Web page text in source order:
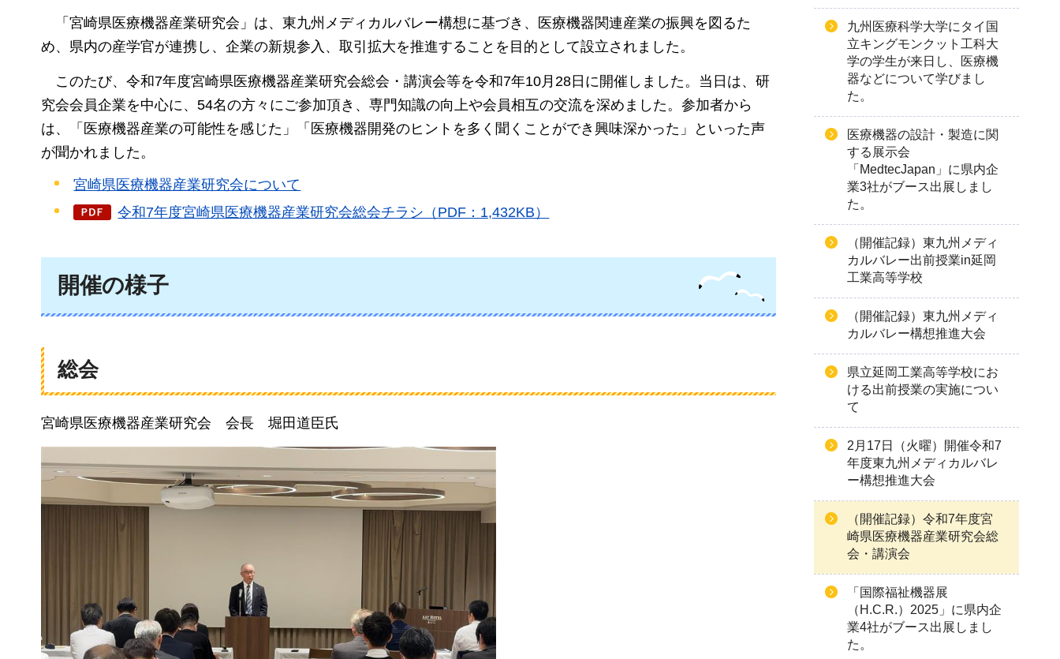
「宮崎県医療機器産業研究会」は、東九州メディカルバレー構想に基づき、医療機器関連産業の振興を図るた
め、県内の産学官が連携し、企業の新規参入、取引拡大を推進することを目的として設立されました。
このたび、令和7年度宮崎県医療機器産業研究会総会・講演会等を令和7年10月28日に開催しました。当日は、研
究会会員企業を中心に、54名の方々にご参加頂き、専門知識の向上や会員相互の交流を深めました。参加者から
は、「医療機器産業の可能性を感じた」「医療機器開発のヒントを多く聞くことができ興味深かった」といった声
が聞かれました。
宮崎県医療機器産業研究会について
令和7年度宮崎県医療機器産業研究会総会チラシ（PDF：1,432KB）
開催の様子
総会
宮崎県医療機器産業研究会 会長 堀 田道臣氏
九州医療科学大学にタイ国
立キングモンクット工科大
学の学生が来日し、医療機
器などについて学びまし
た。
医療機器の設計・製造に関
する展示会
「MedtecJapan」に県内企
業3社がブース出展しまし
た。
（開催記録）東九州メディ
カルバレー出前授業in延岡
工業高等学校
（開催記録）東九州メディ
カルバレー構想推進大会
県立延岡工業高等学校にお
ける出前授業の実施につい
て
2月17日（火曜）開催令和7
年度東九州メディカルバレ
ー構想推進大会
（開催記録）令和7年度宮
崎県医療機器産業研究会総
会・講演会
「国際福祉機器展
（H.C.R.）2025」に県内企
業4社がブース出展しまし
た。